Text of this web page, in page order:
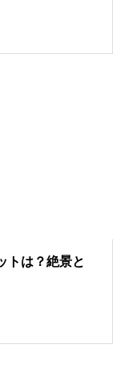
トは？絶景と